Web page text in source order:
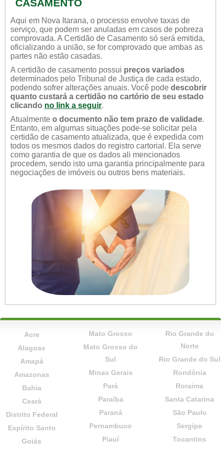
CASAMENTO
Aqui em Nova Itarana, o processo envolve taxas de
serviço, que podem ser anuladas em casos de pobreza
comprovada. A Certidão de Casamento só será emitida,
oficializando a união, se for comprovado que ambas as
partes não estão casadas.
A certidão de casamento possui preços variados
determinados pelo Tribunal de Justiça de cada estado,
podendo sofrer alterações anuais. Você pode descobrir
quanto custará a certidão no cartório de seu estado
clicando no link a seguir.
Atualmente o documento não tem prazo de validade.
Entanto, em algumas situações pode-se solicitar pela
certidão de casamento atualizada, que é expedida com
todos os mesmos dados do registro cartorial. Ela serve
como garantia de que os dados ali mencionados
procedem, sendo isto uma garantia principalmente para
negociações de imóveis ou outros bens materiais.
Acre
Alagoas
Amapá
Amazonas
Bahia
Ceará
Distrito Federal
Espírito Santo
Goiás
Mato Grosso
Mato Grosso do
Sul
Minas Gerais
Pará
Paraíba
Paraná
Pernambuco
Piauí
Rio Grande do
Norte
Rio Grande do Sul
Rondônia
Roraima
Santa Catarina
São Paulo
Sergipe
Tocantins